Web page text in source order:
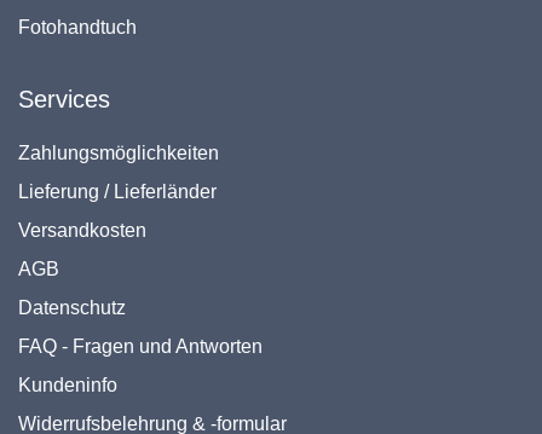
Fotohandtuch
Services
Zahlungsmöglichkeiten
Lieferung / Lieferländer
Versandkosten
AGB
Datenschutz
FAQ - Fragen und Antworten
Kundeninfo
Widerrufsbelehrung & -formular